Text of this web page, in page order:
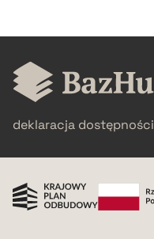
pobierz cytat
deklaracja dostępności